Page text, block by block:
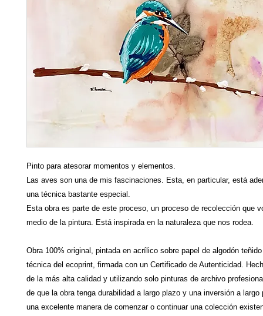
Pinto para atesorar momentos y elementos.
Las aves son una de mis fascinaciones. Esta, en particular, está
una técnica bastante especial.
Esta obra es parte de este proceso, un proceso de recolección que
medio de la pintura. Está inspirada en la naturaleza que nos rodea.
Obra 100% original, pintada en acrílico sobre papel de algodón
técnica del ecoprint, firmada con un Certificado de Autenticidad.
de la más alta calidad y utilizando solo pinturas de archivo
de que la obra tenga durabilidad a largo plazo y una inversión a
una excelente manera de comenzar o continuar una colección